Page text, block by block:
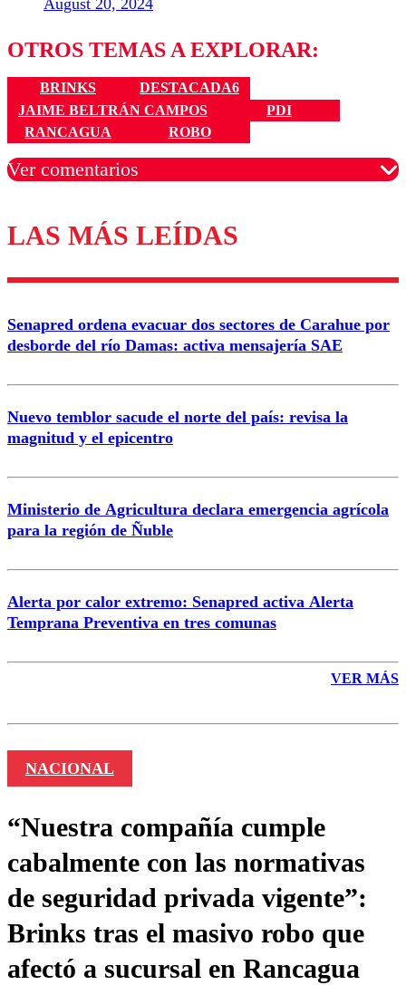
August 20, 2024
OTROS TEMAS A EXPLORAR:
BRINKS
DESTACADA6
JAIME BELTRÁN CAMPOS
PDI
RANCAGUA
ROBO
Ver comentarios
Los comentarios son moderados para garantizar un
diálogo respetuoso.
Correo
LAS MÁS LEÍDAS
Senapred ordena evacuar dos sectores de Carahue por
desborde del río Damas: activa mensajería SAE
Nuevo temblor sacude el norte del país: revisa la
magnitud y el epicentro
Ministerio de Agricultura declara emergencia agrícola
para la región de Ñuble
Alerta por calor extremo: Senapred activa Alerta
Temprana Preventiva en tres comunas
VER MÁS
NACIONAL
“Nuestra compañía cumple
cabalmente con las normativas
de seguridad privada vigente”:
Brinks tras el masivo robo que
afectó a sucursal en Rancagua